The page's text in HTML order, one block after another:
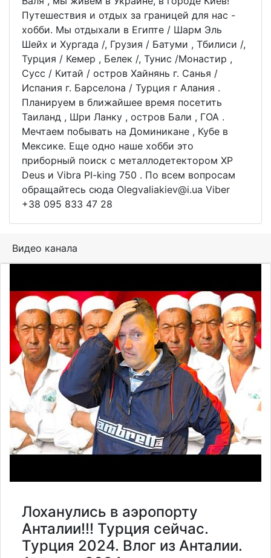
Путешествия и отдых за границей для нас -
хобби. Мы отдыхали в Египте / Шарм Эль
Шейх и Хургада /, Грузия / Батуми , Тбилиси /,
Турция / Кемер , Белек /, Тунис /Монастир ,
Сусс / Китай / остров Хайнянь г. Санья /
Испания г. Барселона / Турция г Алания .
Планируем в ближайшее время посетить
Таиланд , Шри Ланку , остров Бали , ГОА .
Мечтаем побывать на Доминикане , Кубе в
Мексике. Еще одно наше хобби это
приборный поиск с металлодетектором XP
Deus и Vibra PI-king 750 . По всем вопросам
обращайтесь сюда Olegvaliakiev@i.ua Viber
+38 095 833 47 28
Видео канала
Лоханулись в аэропорту
Анталии!!! Турция сейчас.
Турция 2024. Влог из Анталии.